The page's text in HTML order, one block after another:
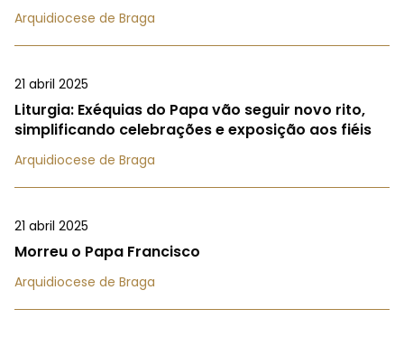
Arquidiocese de Braga
21 abril 2025
Liturgia: Exéquias do Papa vão seguir novo rito,
simplificando celebrações e exposição aos fiéis
Arquidiocese de Braga
21 abril 2025
Morreu o Papa Francisco
Arquidiocese de Braga